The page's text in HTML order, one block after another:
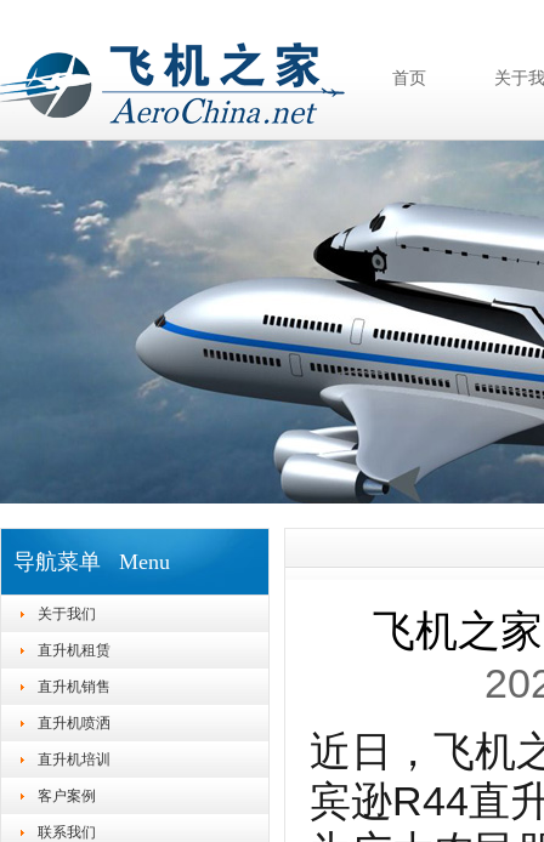
首页 关于
导航菜单 Menu
关于我们
直升机租赁
直升机销售
直升机喷洒
直升机培训
客户案例
联系我们
飞机之
近日，飞机
宾逊R44直